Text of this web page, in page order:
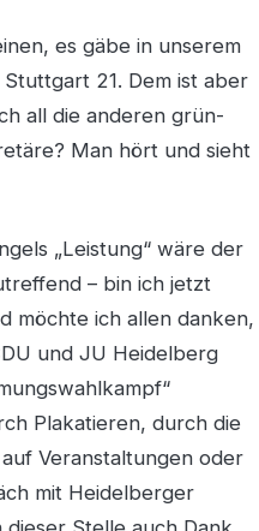
es gäbe in unserem
21. Dem ist aber
all die anderen grün-
Man hört und sieht
„Leistung“ wäre der
– bin ich jetzt
möchte ich allen danken,
und JU Heidelberg
Plakatieren, durch die
Veranstaltungen oder
mit Heidelberger